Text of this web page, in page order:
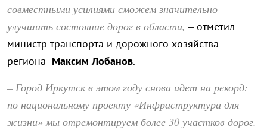
совместными усилиями сможем значительно
улучшить состояние дорог в области, – отметил
министр транспорта и дорожного хозяйства
региона Максим Лобанов.
– Город Иркутск в этом году снова идет на рекорд:
по национальному проекту «Инфраструктура для
жизни» мы отремонтируем более 30 участков дорог.